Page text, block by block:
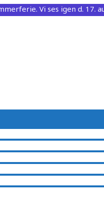
Vi ses igen d. 17.